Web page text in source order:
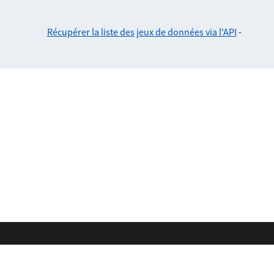
Récupérer la liste des jeux de données via l'API -